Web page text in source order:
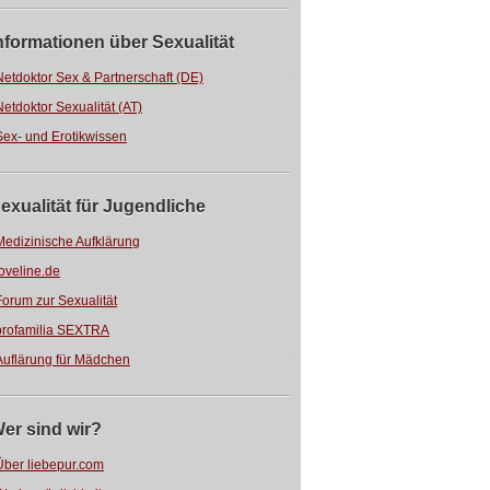
über Sexualität
Sex & Partnerschaft (DE)
Sexualität (AT)
und Erotikwissen
für Jugendliche
Aufklärung
zur Sexualität
SEXTRA
für Mädchen
sind wir?
liebepur.com